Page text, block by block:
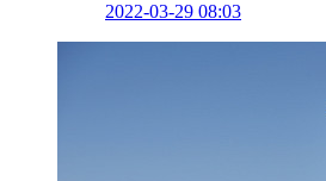
2022-03-29 08:03